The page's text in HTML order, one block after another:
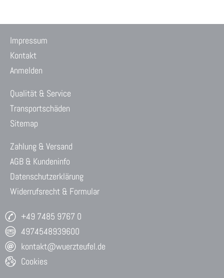
Impressum
Kontakt
Anmelden
Qualität & Service
Transportschäden
Sitemap
Zahlung & Versand
AGB & Kundeninfo
Datenschutzerklärung
Widerrufsrecht & Formular
+49 7485 9767 0
4974548939600
kontakt@wuerzteufel.de
Cookies